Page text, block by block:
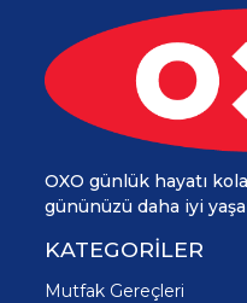
OXO günlük hayatı
gününüzü daha iyi
KATEGORİLER
Mutfak Gereçleri